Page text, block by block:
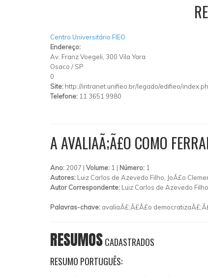
Centro Universitário FIEO
Endereço:
Av. Franz Voegeli, 300 Vila Yara
Osaco / SP
0
Site: http://intranet.unifieo.br/legado/edifieo/
Telefone: 11 3651 9980
A AVALIAÃ;Ã£O COMO
Ano: 2007 | Volume: 1 | Número: 1
Autores: Luiz Carlos de Azevedo Filho, JoÃ£o
Autor Correspondente: Luiz Carlos de Azevedo
Palavras-chave: avaliaÃ£;Ã£Â£o
RESUMOSCADASTRADOS
RESUMO PORTUGUÊS: